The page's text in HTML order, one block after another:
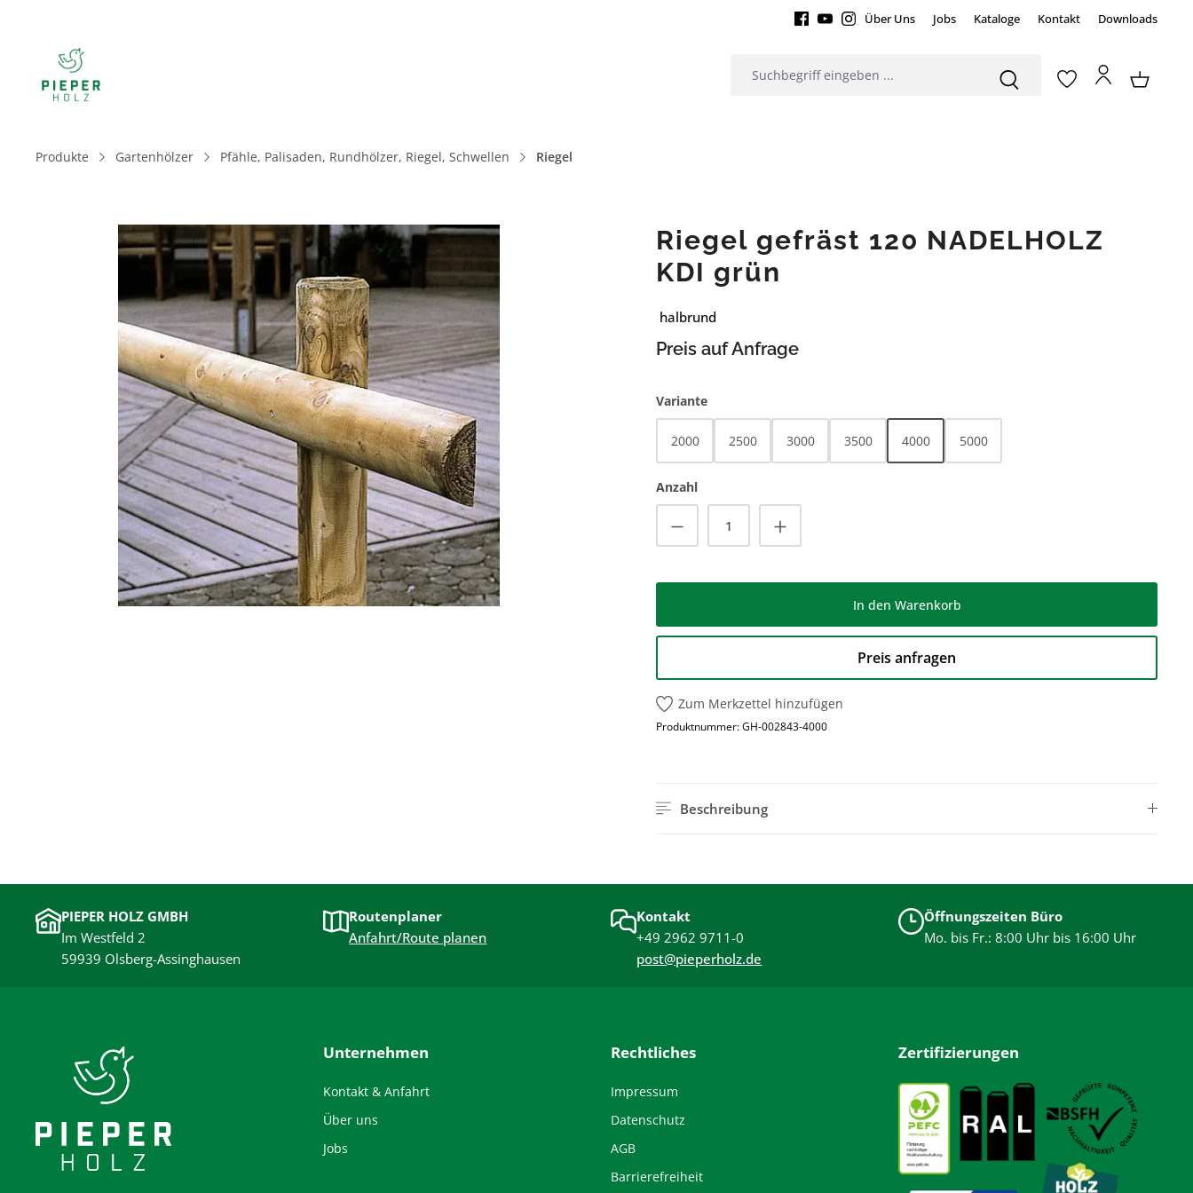
Über Uns Jobs Kataloge Kontakt Downloads
Produkte Gartenhölzer Pfähle, Palisaden, Rundhölzer, Riegel, Schwellen Riegel
Bildergalerie überspringen
Riegel gefräst 120 NADELHOLZ
KDI grün
halbrund
Preis auf Anfrage
Varianteauswählen
2000 2500 3000 3500 4000 5000
Anzahl
Produkt Anzahl: Gib den gewünschten Wert ein
In den Warenkorb
Preis anfragen
Zum Merkzettel hinzufügen
Produktnummer:GH-002843-4000
Beschreibung
PIEPER HOLZ GMBH
Im Westfeld 2
59939 Olsberg-Assinghausen
Routenplaner
Anfahrt/Route planen
Kontakt
+49 2962 9711-0
post@pieperholz.de
Öffnungszeiten Büro
Mo. bis Fr.: 8:00 Uhr bis 16:00 Uhr
Unternehmen
Kontakt & Anfahrt
Über uns
Jobs
Rechtliches
Impressum
Datenschutz
AGB
Barrierefreiheit
Zertifizierungen